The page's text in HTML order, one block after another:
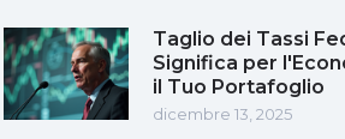
Taglio dei Tassi
Significa per
il Tuo Portafoglio
dicembre 13, 2025